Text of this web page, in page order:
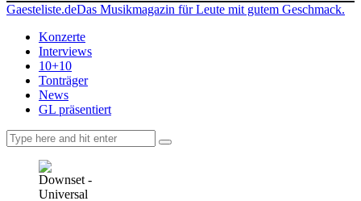
Gaesteliste.deDas Musikmagazin für Leute mit gutem Geschmack.
Konzerte
Interviews
10+10
Tonträger
News
GL präsentiert